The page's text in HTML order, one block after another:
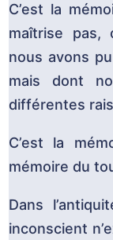
C’est la
maîtrise pas,
nous avons
mais dont
différentes
C’est la
mémoire du
Dans
inconscient